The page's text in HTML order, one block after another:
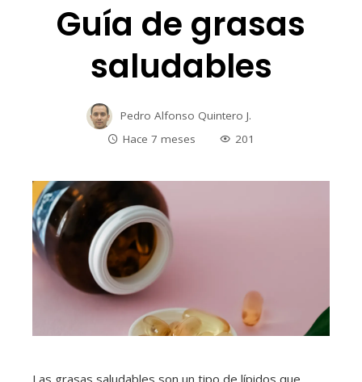
Guía de grasas
saludables
Pedro Alfonso Quintero J.
Hace 7 meses
201
Las grasas saludables son un tipo de lípidos que